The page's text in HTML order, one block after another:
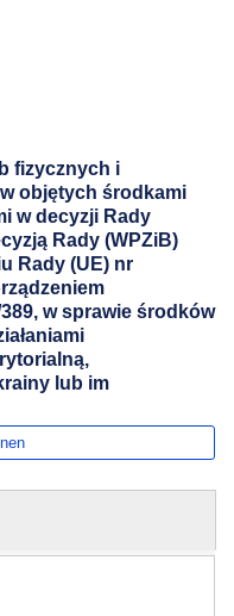
fizycznych i
objętych środkami
w decyzji Rady
Rady (WPZiB)
Rady (UE) nr
w sprawie środków
lub im